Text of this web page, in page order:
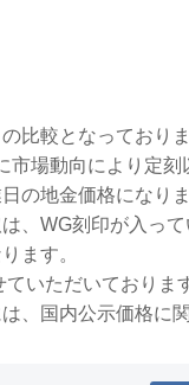
比較となっておりま
場動向により定刻
の地金価格になりま
、WG刻印が入
ます。
いただいておりま
、国内公示価格に